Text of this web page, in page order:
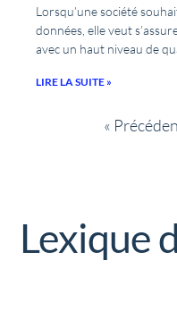
Lorsqu’une société
données, elle veut
avec un haut niveau de
LIRE LA SUITE »
«
Lexique